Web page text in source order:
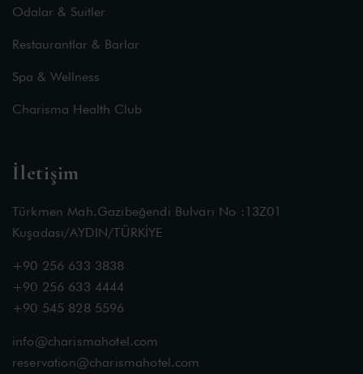
Odalar & Suitler
Restaurantlar & Barlar
Spa & Wellness
Charisma Health Club
İletişim
Türkmen Mah.Gazibeğendi Bulvarı No :13Z01
Kuşadası/AYDIN/TÜRKİYE
+90 256 633 3838
+90 256 633 4444
+90 545 828 5596
info@charismahotel.com
reservation@charismahotel.com